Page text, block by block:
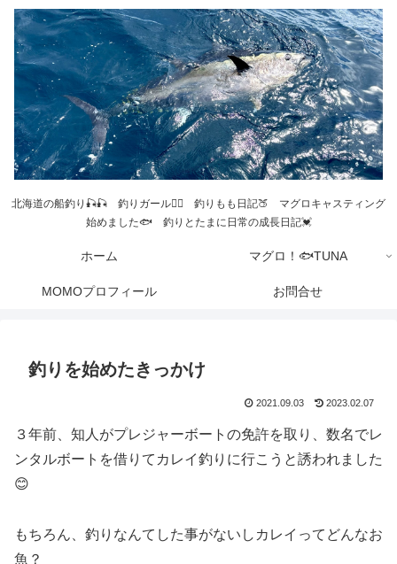
北海道の船釣り🎣🎣 釣りガール💁‍♀️ 釣りもも日記🍑 マグロキャスティング
始めました🐟 釣りとたまに日常の成長日記💓
ホーム マグロ！🐟TUNA
MOMOプロフィール お問合せ
釣りを始めたきっかけ
2021.09.03 2023.02.07
３年前、知人がプレジャーボートの免許を取り、数名でレ
ンタルボートを借りてカレイ釣りに行こうと誘われました
😊
もちろん、釣りなんてした事がないしカレイってどんなお
魚？